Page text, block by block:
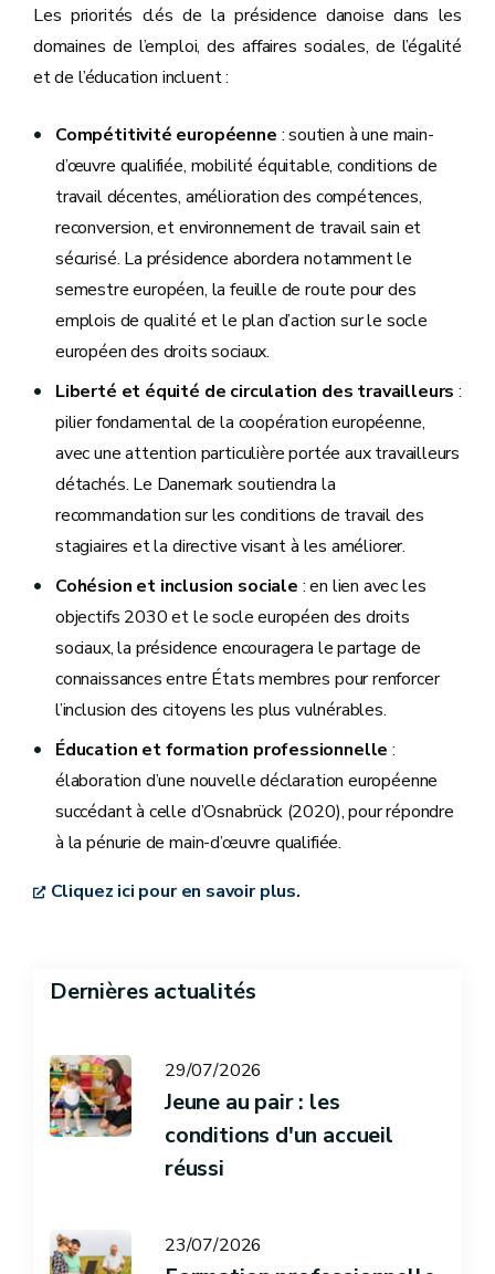
Les priorités clés de la présidence danoise dans les
domaines de l’emploi, des affaires sociales, de l’égalité
et de l’éducation incluent :
Compétitivité européenne : soutien à une main-
d’œuvre qualifiée, mobilité équitable, conditions de
travail décentes, amélioration des compétences,
reconversion, et environnement de travail sain et
sécurisé. La présidence abordera notamment le
semestre européen, la feuille de route pour des
emplois de qualité et le plan d’action sur le socle
européen des droits sociaux.
Liberté et équité de circulation des travailleurs :
pilier fondamental de la coopération européenne,
avec une attention particulière portée aux travailleurs
détachés. Le Danemark soutiendra la
recommandation sur les conditions de travail des
stagiaires et la directive visant à les améliorer.
Cohésion et inclusion sociale : en lien avec les
objectifs 2030 et le socle européen des droits
sociaux, la présidence encouragera le partage de
connaissances entre États membres pour renforcer
l’inclusion des citoyens les plus vulnérables.
Éducation et formation professionnelle :
élaboration d’une nouvelle déclaration européenne
succédant à celle d’Osnabrück (2020), pour répondre
à la pénurie de main-d’œuvre qualifiée.
Cliquez ici pour en savoir plus.
Dernières actualités
29/07/2026
Jeune au pair : les
conditions d'un accueil
réussi
23/07/2026